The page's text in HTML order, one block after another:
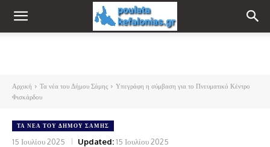
Αρχική Τα νέα του Δήμου Σάμης
Υπεγράφη η σύμβαση για το Πνευματικό Κέντρο
Φισκάρδου
ΤΑ ΝΈΑ ΤΟΥ ΔΉΜΟΥ ΣΆΜΗΣ
15 Ιουλίου 2025 Updated:15 Ιουλίου 2025